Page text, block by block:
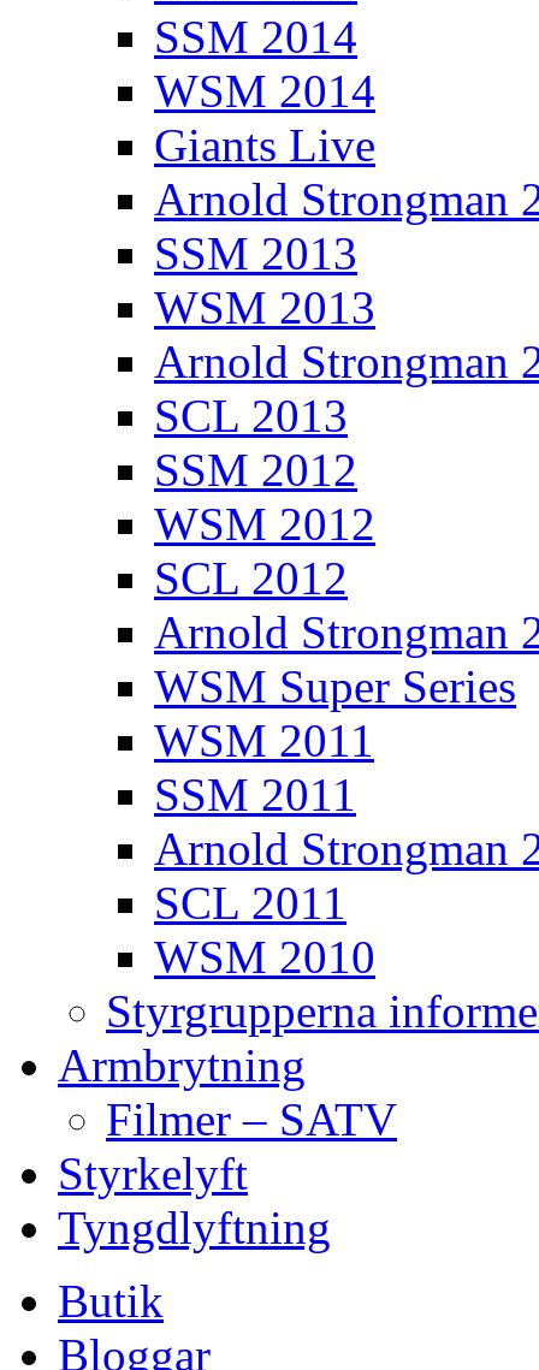
SSM 2014
WSM 2014
Giants Live
Arnold Strongman
SSM 2013
WSM 2013
Arnold Strongman
SCL 2013
SSM 2012
WSM 2012
SCL 2012
Arnold Strongman
WSM Super Series
WSM 2011
SSM 2011
Arnold Strongman
SCL 2011
WSM 2010
Styrgrupperna
Armbrytning
Filmer – SATV
Styrkelyft
Tyngdlyftning
Butik
Bloggar